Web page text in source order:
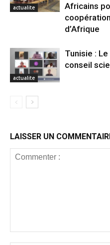
actualite
Africains
d’Afrique
actualite
Tunisie :
conseil
LAISSER UN